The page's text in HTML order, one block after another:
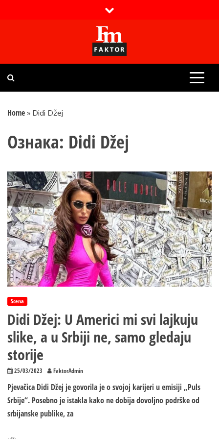
Faktor magazin
Uvijek presudan
Home » Didi Džej
Ознака: Didi Džej
Scena
Didi Džej: U Americi mi svi lajkuju
slike, a u Srbiji ne, samo gledaju
storije
25/03/2023 FaktorAdmin
Pjevačica Didi Džej je govorila je o svojoj karijeri u emisiji „Puls
Srbije“. Posebno je istakla kako ne dobija dovoljno podrške od
srbijanske publike, za